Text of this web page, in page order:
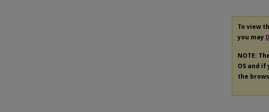
To view
you may
NOTE:
OS and
the